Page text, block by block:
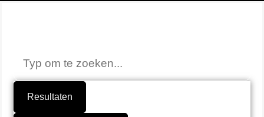
Resultaten